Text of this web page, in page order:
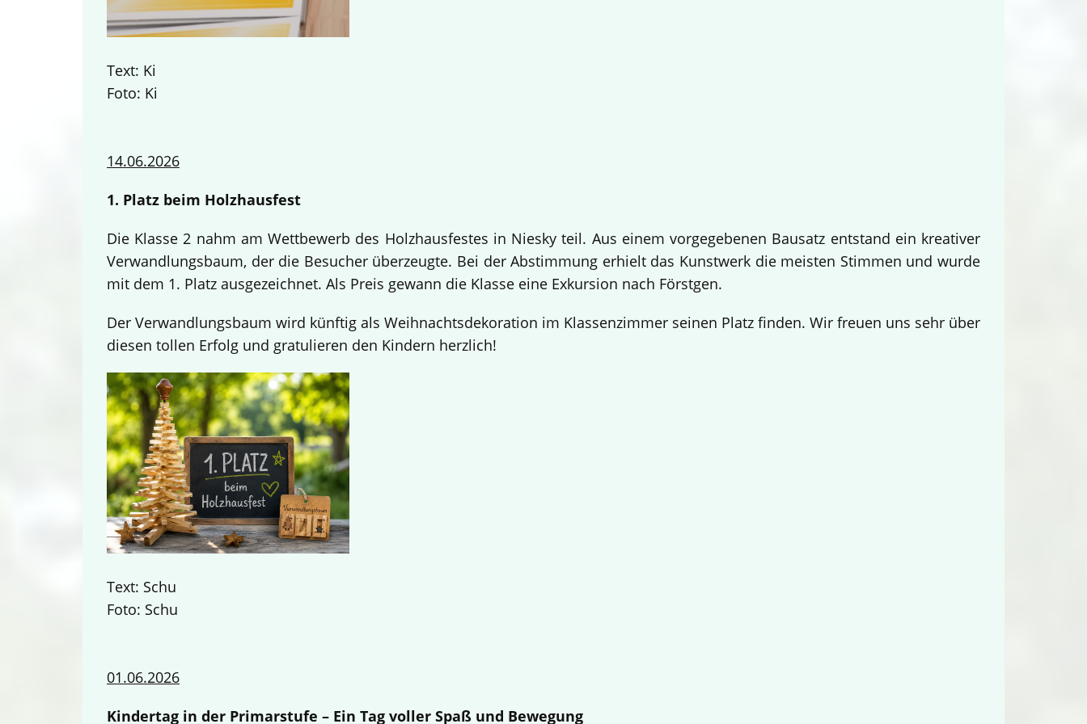
Text: Ki
Foto: Ki
14.06.2026
1. Platz beim Holzhausfest
Die Klasse 2 nahm am Wettbewerb des Holzhausfestes in Niesky teil. Aus einem vorgegebenen Bausatz entstand ein kreativer
Verwandlungsbaum, der die Besucher überzeugte. Bei der Abstimmung erhielt das Kunstwerk die meisten Stimmen und wurde
mit dem 1. Platz ausgezeichnet. Als Preis gewann die Klasse eine Exkursion nach Förstgen.
Der Verwandlungsbaum wird künftig als Weihnachtsdekoration im Klassenzimmer seinen Platz finden. Wir freuen uns sehr über
diesen tollen Erfolg und gratulieren den Kindern herzlich!
Text: Schu
Foto: Schu
01.06.2026
Kindertag in der Primarstufe – Ein Tag voller Spaß und Bewegung